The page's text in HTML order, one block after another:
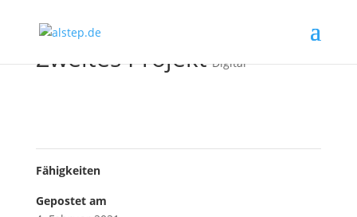
Zweites Projekt Digital
Fähigkeiten
Gepostet am